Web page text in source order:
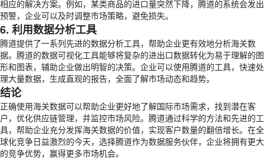
相应的解决方案。例如，某类商品的进口量突然下降，腾道的系统会发出
预警，企业可以及时调整市场策略，避免损失。
6. 利用数据分析工具
腾道提供了一系列先进的数据分析工具，帮助企业更有效地分析海关数
据。腾道的数据可视化工具能够将复杂的进出口数据转化为易于理解的图
形和图表，辅助企业做出明智的决策。企业可以使用腾道的工具，快速处
理大量数据，生成直观的报告，全面了解市场动态和趋势。
结论
正确使用海关数据可以帮助企业更好地了解国际市场需求，找到潜在客
户，优化供应链管理，并监控市场风险。腾道通过科学的方法和先进的工
具，帮助企业充分发挥海关数据的价值，实现客户数量的翻倍增长。在全
球化竞争日益激烈的今天，选择腾道作为数据服务伙伴，企业将拥有更大
的竞争优势，赢得更多市场机会。